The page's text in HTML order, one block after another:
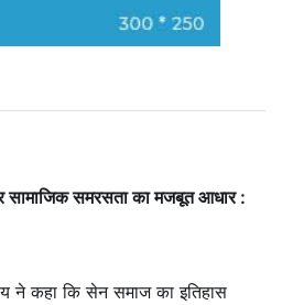
समरसता का मजबूत आधार :
ने कहा कि सेन समाज का इतिहास